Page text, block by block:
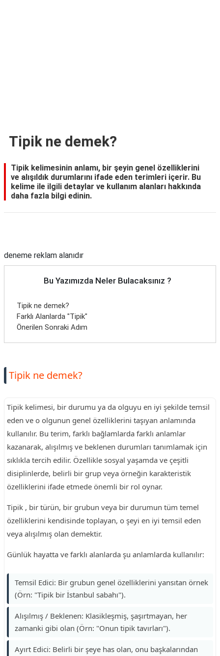
Tipik ne demek?
Tipik kelimesinin anlamı, bir şeyin genel özelliklerini
ve alışıldık durumlarını ifade eden terimleri içerir. Bu
kelime ile ilgili detaylar ve kullanım alanları hakkında
daha fazla bilgi edinin.
deneme reklam alanıdır
Bu Yazımızda Neler Bulacaksınız ?
Tipik ne demek?
Farklı Alanlarda "Tipik"
Önerilen Sonraki Adım
Tipik ne demek?
Tipik kelimesi, bir durumu ya da olguyu en iyi şekilde temsil
eden ve o olgunun genel özelliklerini taşıyan anlamında
kullanılır. Bu terim, farklı bağlamlarda farklı anlamlar
kazanarak, alışılmış ve beklenen durumları tanımlamak için
sıklıkla tercih edilir. Özellikle sosyal yaşamda ve çeşitli
disiplinlerde, belirli bir grup veya örneğin karakteristik
özelliklerini ifade etmede önemli bir rol oynar.
Tipik , bir türün, bir grubun veya bir durumun tüm temel
özelliklerini kendisinde toplayan, o şeyi en iyi temsil eden
veya alışılmış olan demektir.
Günlük hayatta ve farklı alanlarda şu anlamlarda kullanılır:
Temsil Edici: Bir grubun genel özelliklerini yansıtan örnek
(Örn: "Tipik bir İstanbul sabahı").
Alışılmış / Beklenen: Klasikleşmiş, şaşırtmayan, her
zamanki gibi olan (Örn: "Onun tipik tavırları").
Ayırt Edici: Belirli bir şeye has olan, onu başkalarından